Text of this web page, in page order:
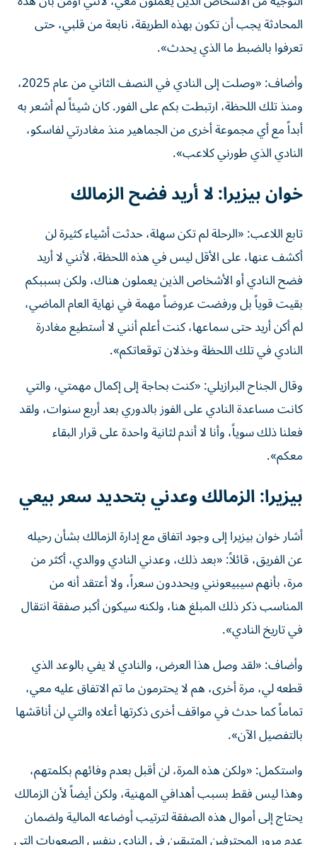
المحادثة يجب أن تكون بهذه الطريقة، نابعة من قلبي، حتى
تعرفوا بالضبط ما الذي يحدث».
وأضاف: «وصلت إلى النادي في النصف الثاني من عام 2025،
ومنذ تلك اللحظة، ارتبطت بكم على الفور. كان شيئاً لم أشعر به
أبداً مع أي مجموعة أخرى من الجماهير منذ مغادرتي لفاسكو،
النادي الذي طورني كلاعب».
خوان بيزيرا: لا أريد فضح الزمالك
تابع اللاعب: «الرحلة لم تكن سهلة، حدثت أشياء كثيرة لن
أكشف عنها، على الأقل ليس في هذه اللحظة، لأنني لا أريد
فضح النادي أو الأشخاص الذين يعملون هناك، ولكن بسببكم
بقيت قوياً بل ورفضت عروضاً مهمة في نهاية العام الماضي،
لم أكن أريد حتى سماعها، كنت أعلم أنني لا أستطيع مغادرة
النادي في تلك اللحظة وخذلان توقعاتكم».
وقال الجناح البرازيلي: «كنت بحاجة إلى إكمال مهمتي، والتي
كانت مساعدة النادي على الفوز بالدوري بعد أربع سنوات، ولقد
فعلنا ذلك سوياً، وأنا لا أندم لثانية واحدة على قرار البقاء
معكم».
بيزيرا: الزمالك وعدني بتحديد سعر بيعي
أشار خوان بيزيرا إلى وجود اتفاق مع إدارة الزمالك بشأن رحيله
عن الفريق، قائلاً: «بعد ذلك، وعدني النادي ووالدي، أكثر من
مرة، بأنهم سيبيعونني ويحددون سعراً، ولا أعتقد أنه من
المناسب ذكر ذلك المبلغ هنا، ولكنه سيكون أكبر صفقة انتقال
في تاريخ النادي».
وأضاف: «لقد وصل هذا العرض، والنادي لا يفي بالوعد الذي
قطعه لي، مرة أخرى، هم لا يحترمون ما تم الاتفاق عليه معي،
تماماً كما حدث في مواقف أخرى ذكرتها أعلاه والتي لن أناقشها
بالتفصيل الآن».
واستكمل: «ولكن هذه المرة، لن أقبل بعدم وفائهم بكلمتهم،
وهذا ليس فقط بسبب أهدافي المهنية، ولكن أيضاً لأن الزمالك
يحتاج إلى أموال هذه الصفقة لترتيب أوضاعه المالية ولضمان